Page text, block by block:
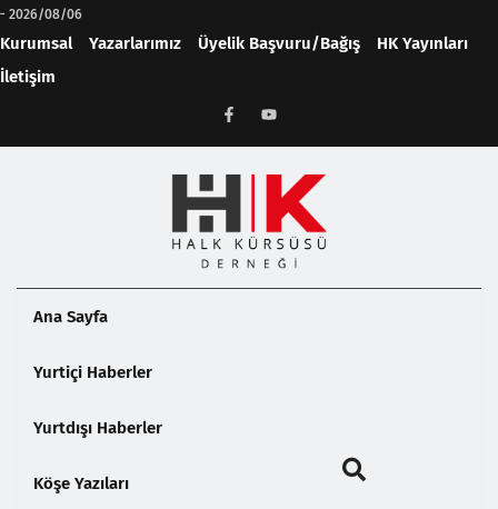
- 2026/08/06
Kurumsal Yazarlarımız Üyelik Başvuru/Bağış
HK Yayınları
İletişim
Ana Sayfa
Yurtiçi Haberler
Yurtdışı Haberler
Köşe Yazıları